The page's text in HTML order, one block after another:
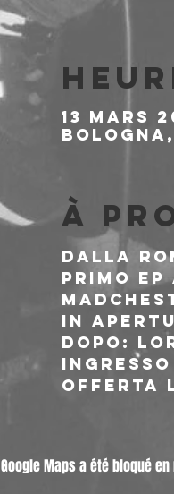
13 mars
À
Dalla
primo
In
Dopo:
offerta
Google Maps a été bloqué